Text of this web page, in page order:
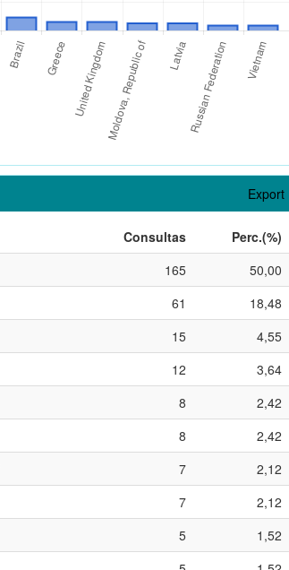
Export
Consultas
Perc.(%)
165
50,00
61
18,48
15
4,55
12
3,64
8
2,42
8
2,42
7
2,12
7
2,12
5
1,52